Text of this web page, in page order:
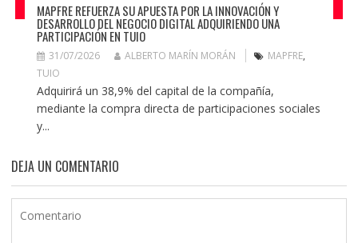
MAPFRE REFUERZA SU APUESTA POR LA INNOVACIÓN Y
DESARROLLO DEL NEGOCIO DIGITAL ADQUIRIENDO UNA
PARTICIPACIÓN EN TUIO
31/07/2026 ALBERTO MARÍN MORÁN MAPFRE,
TUIO
Adquirirá un 38,9% del capital de la compañía,
mediante la compra directa de participaciones sociales
y...
DEJA UN COMENTARIO